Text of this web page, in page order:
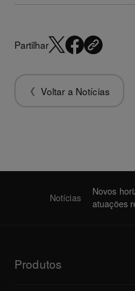
Partilhar
Voltar a Notícias
Notícias
Novos
atuações
Produtos